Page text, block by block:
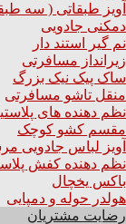
آویز طبقاتی ( سه
دمکنی جادویی
نم گیر استند دار
زیرانداز مسافرتی
ساک پیک نیک بزرگ
منقل تاشو مسافرتی
نظم دهنده های
مقسم کشو کوچک
آویز لباس جادویی مرسه ۹
نظم دهنده کفش
باکس یخچال
هولدر حوله و دمپایی
رضایت مشتریان